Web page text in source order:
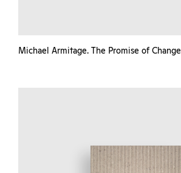
Michael Armitage. The Promise of Change